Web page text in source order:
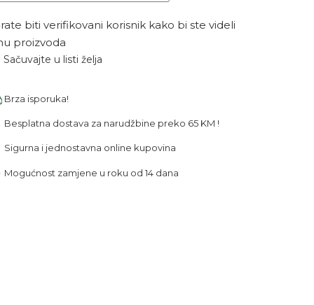
biti verifikovani korisnik kako bi ste videli
proizvoda
Sačuvajte u listi želja
Brza isporuka!
Besplatna dostava za narudžbine preko 65 KM !
Sigurna i jednostavna online kupovina
Mogućnost zamjene u roku od 14 dana